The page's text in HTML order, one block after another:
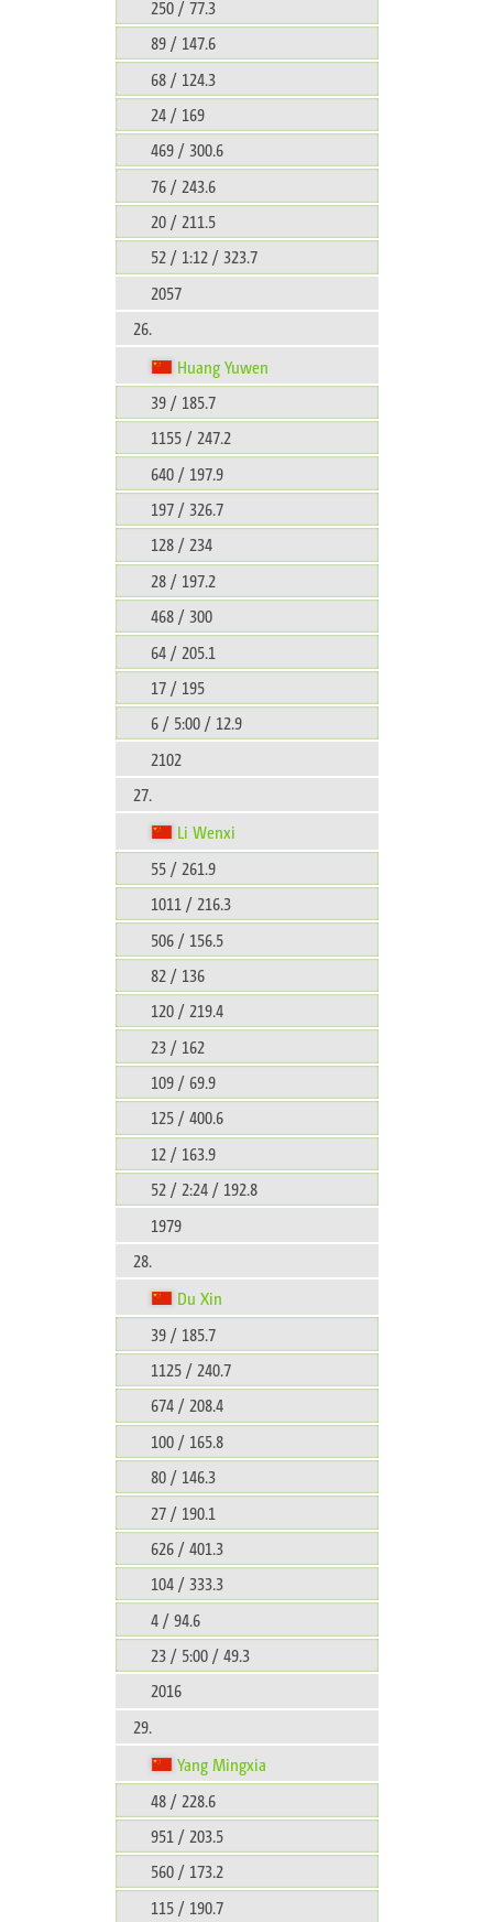
250 / 77.3
89 / 147.6
68 / 124.3
24 / 169
469 / 300.6
76 / 243.6
20 / 211.5
52 / 1:12 / 323.7
2057
26.
Huang Yuwen
39 / 185.7
1155 / 247.2
640 / 197.9
197 / 326.7
128 / 234
28 / 197.2
468 / 300
64 / 205.1
17 / 195
6 / 5:00 / 12.9
2102
27.
Li Wenxi
55 / 261.9
1011 / 216.3
506 / 156.5
82 / 136
120 / 219.4
23 / 162
109 / 69.9
125 / 400.6
12 / 163.9
52 / 2:24 / 192.8
1979
28.
Du Xin
39 / 185.7
1125 / 240.7
674 / 208.4
100 / 165.8
80 / 146.3
27 / 190.1
626 / 401.3
104 / 333.3
4 / 94.6
23 / 5:00 / 49.3
2016
29.
Yang Mingxia
48 / 228.6
951 / 203.5
560 / 173.2
115 / 190.7